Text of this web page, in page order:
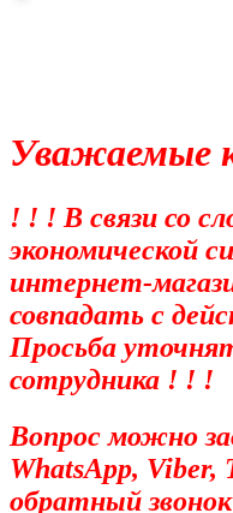
Уважаемые
! ! ! В связи со
экономической
интернет-
совпадать с
Просьба
сотрудника ! ! !
Вопрос можно
WhatsApp, Viber,
обратный звонок